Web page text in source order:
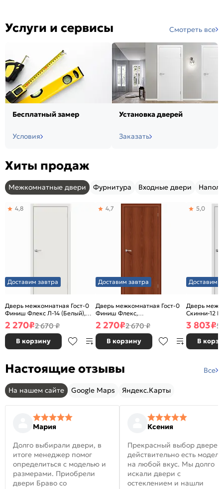
Услуги и сервисы Смотреть все
Бесплатный замер
Условия
Установка дверей
Заказать
Хиты продаж
Межкомнатные двери Фурнитура Входные двери
Доставим завтра
Дверь межкомнатная Гост-0
Финиш Флекс Л-14 (Белый),
глухая, каркасно-щитовая
4,8
2 270₽2 670 ₽
В корзину
Доставим завтра
Дверь межкомнатная Гост-0
Финиш Флекс,
Ламинированные Л-11
(ИталОрех), глухая, каркасно-
щитовая
4,7
2 270₽2 670 ₽
В корзину
Доставим
Дверь
Скинни-12
глухая,
5,0
3 803₽5
В
Настоящие отзывы Все
На нашем сайте Google Maps Яндекс.Карты
Мария
Долго выбирали двери, в
итоге менеджер помог
определиться с моделью и
размерами. Приобрели
двери Браво со
Ксения
Прекрасный выбор
действительно есть модели
на любой вкус. Мы долго
искали двери с
остеклением и нашли